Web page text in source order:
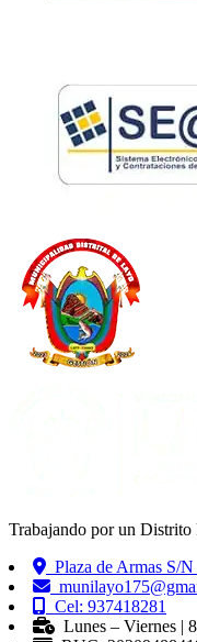
Trabajando por un
Plaza de Armas S/
Cel: 937418281
Lunes – Viernes |